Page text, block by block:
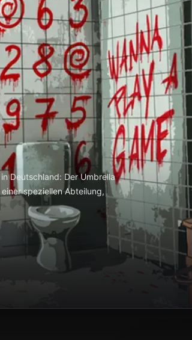
Deutschland: Der Umbrella
speziellen Abteilung,